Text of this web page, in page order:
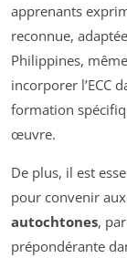
apprenants
reconnue,
Philippines,
incorporer l’ECC
formation
œuvre.
De plus, il est
pour convenir
autochtones,
prépondérante